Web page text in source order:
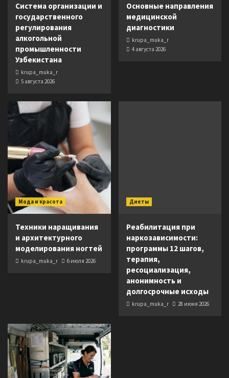
Система организации и
государственного
регулирования
алкогольной
промышленности
Узбекистана
krupa_muka_r
5 августа 2026
Основные направления
медицинской
диагностики
krupa_muka_r
4 августа 2026
Мода и красота
Техники наращивания
и архитектурного
моделирования ногтей
krupa_muka_r 6 июля 2026
Диеты
Реабилитация при
наркозависимости:
программы 12 шагов,
терапия,
ресоциализация,
анонимность и
долгосрочные исходы
krupa_muka_r 28 июня 2026